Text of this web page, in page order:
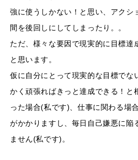
強に使うしかない！と思い、アクシ
間を後回しにしてしまったり。。
ただ、様々な要因で現実的に目標達
と思います。
仮に自分にとって現実的な目標でな
かく頑張ればきっと達成できる！と
った場合(私です)、仕事に関わる場
がかかりますし、毎日自己嫌悪に陥
ません(私です)。